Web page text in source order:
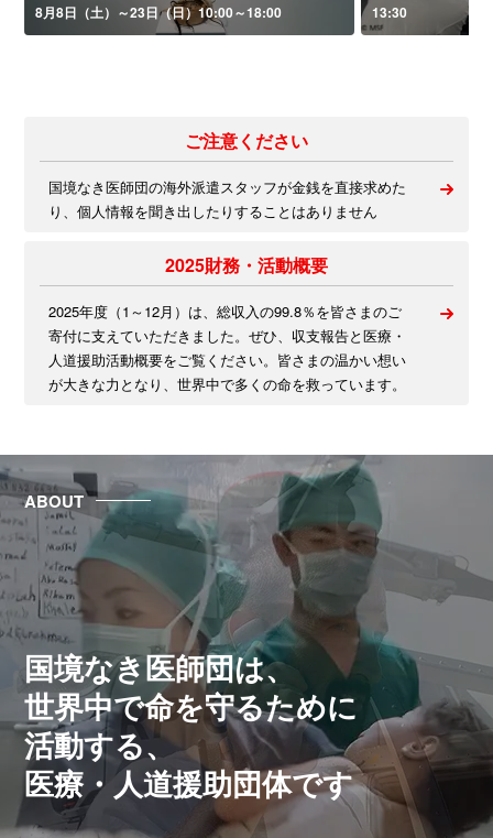
8月8日（土）～23日（日）10:00～18:00
13:30
ご注意ください
国境なき医師団の海外派遣スタッフが金銭を直接求めた
り、個人情報を聞き出したりすることはありません
2025財務・活動概要
2025年度（1～12月）は、総収入の99.8％を皆さまのご
寄付に支えていただきました。ぜひ、収支報告と医療・
人道援助活動概要をご覧ください。皆さまの温かい想い
が大きな力となり、世界中で多くの命を救っています。
ABOUT
国境なき医師団は、
世界中で命を守るために
活動する、
医療・人道援助団体です